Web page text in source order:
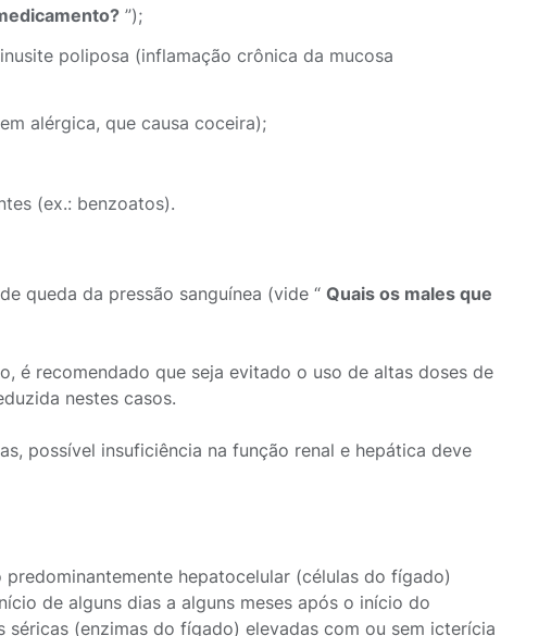
”);
poliposa (inflamação crônica da mucosa
alérgica, que causa coceira);
(ex.: benzoatos).
queda da pressão sanguínea (vide “ Quais os males que
é recomendado que seja evitado o uso de altas doses de
nestes casos.
possível insuficiência na função renal e hepática deve
hepatocelular (células do fígado)
de alguns dias a alguns meses após o início do
(enzimas do fígado) elevadas com ou sem icterícia